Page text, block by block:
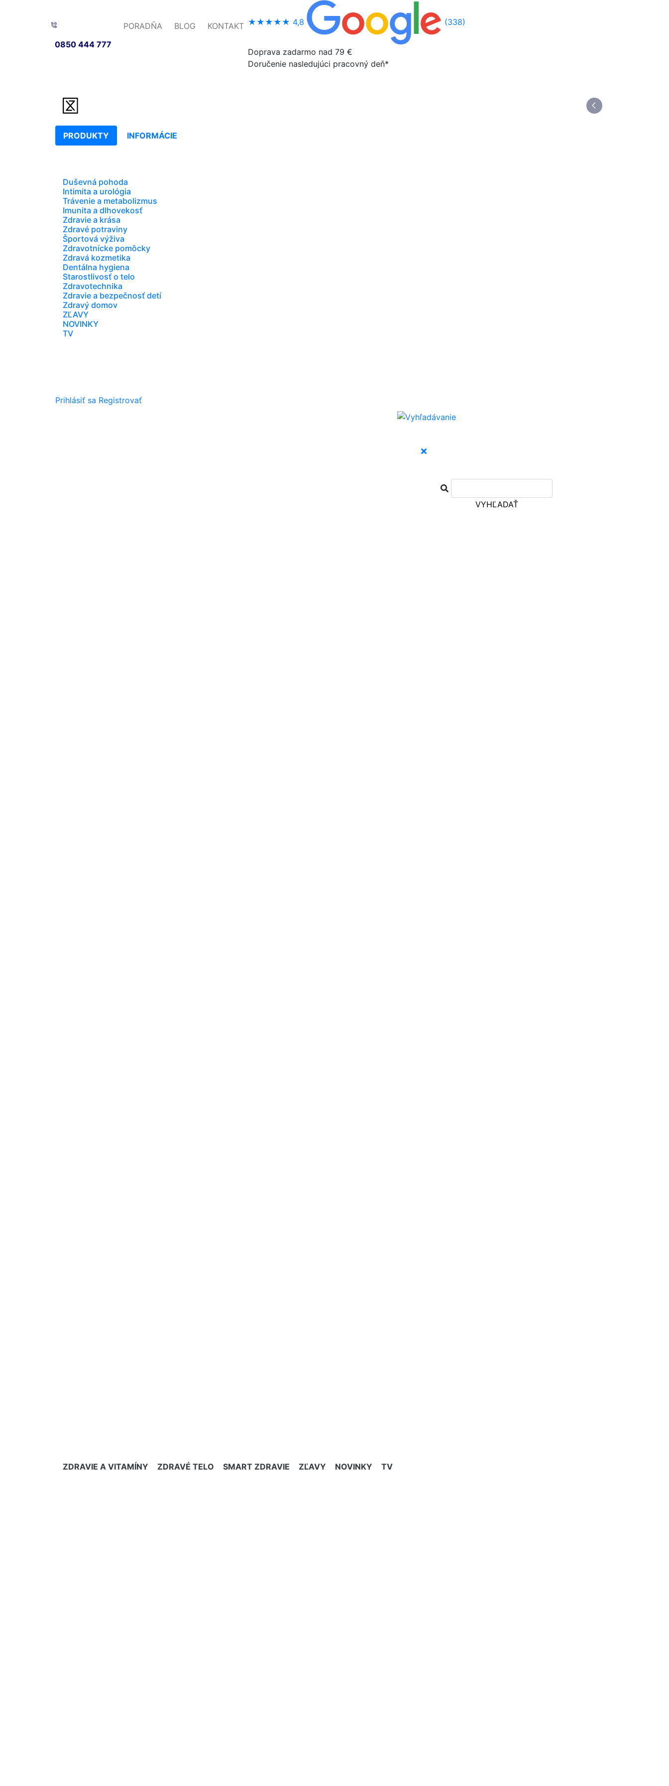
0850 444 777
PORADŇA BLOG KONTAKT ★★★★★ 4,8 (338)
Doprava zadarmo nad 79 €
Doručenie nasledujúci pracovný deň*
PRODUKTY INFORMÁCIE
Duševná pohoda
Intimita a urológia
Trávenie a metabolizmus
Imunita a dlhovekosť
Zdravie a krása
Zdravé potraviny
Športová výživa
Zdravotnícke pomôcky
Zdravá kozmetika
Dentálna hygiena
Starostlivosť o telo
Zdravotechnika
Zdravie a bezpečnosť detí
Zdravý domov
ZĽAVY
NOVINKY
TV
Prihlásiť sa Registrovať
ZDRAVIE A VITAMÍNY ZDRAVÉ TELO SMART ZDRAVIE ZĽAVY NOVINKY TV
VYHĽADAŤ